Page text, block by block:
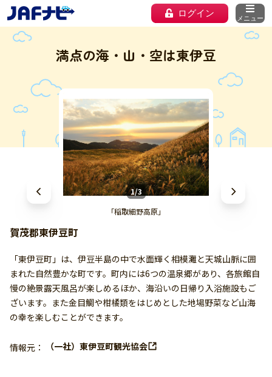
ログイン メニュー
満点の海・山・空は東伊豆
1/3
「稲取細野高原」
賀茂郡東伊豆町
「東伊豆町」は、伊豆半島の中で水面輝く相模灘と天城山脈に囲
まれた自然豊かな町です。町内には6つの温泉郷があり、各旅館自
慢の絶景露天風呂が楽しめるほか、海沿いの日帰り入浴施設もご
ざいます。また金目鯛や柑橘類をはじめとした地場野菜など山海
の幸を楽しむことができます。
情報元： （一社）東伊豆町観光協会